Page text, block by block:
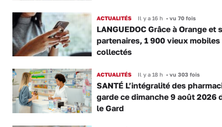
ACTUALITÉS Il y a 16 h •vu 70 fois
LANGUEDOC Grâce à Orange et
partenaires, 1 900 vieux mobiles
collectés
ACTUALITÉS Il y a 18 h •vu 303 fois
SANTÉ L’intégralité des
garde ce dimanche 9 août 2026
le Gard